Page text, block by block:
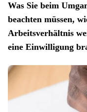
Was Sie beim
beachten müssen,
Arbeitsverhältnis
eine Einwilligung